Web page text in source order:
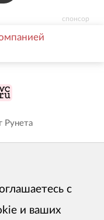
спонсор
Рунета
с
и ваших